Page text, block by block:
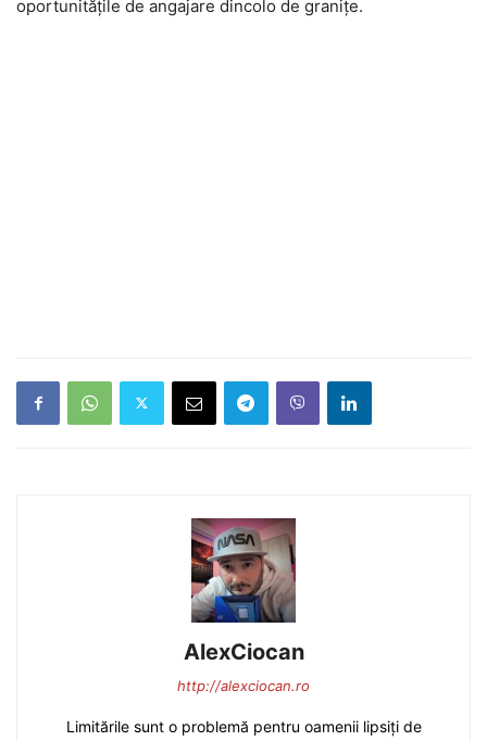
oportunitățile de angajare dincolo de granițe.
AlexCiocan
http://alexciocan.ro
Limitările sunt o problemă pentru oamenii lipsiți de